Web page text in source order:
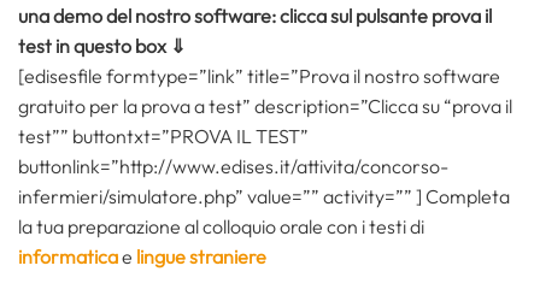
una demo del nostro software: clicca sul pulsante prova il
test in questo box ⇓
[edisesfile formtype=”link” title=”Prova il nostro software
gratuito per la prova a test” description=”Clicca su “prova il
test”” buttontxt=”PROVA IL TEST”
buttonlink=”http://www.edises.it/attivita/concorso-
infermieri/simulatore.php” value=”” activity=”” ] Completa
la tua preparazione al colloquio orale con i testi di
informaticae lingue straniere